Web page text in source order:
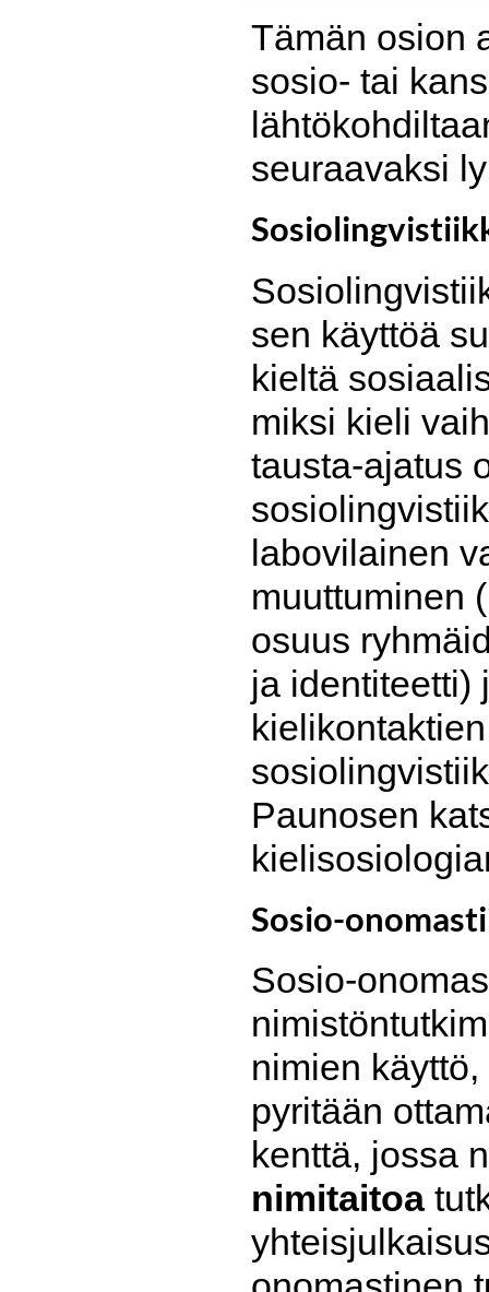
Tämän osion
sosio- tai
seuraavaksi
sen käyttöä
kieltä
miksi kieli
tausta-ajatus
labovilainen
muuttuminen
osuus
ja identiteetti)
Paunosen
Sosio-
Sosio-
nimien
pyritään
kenttä, jossa
nimitaitoa